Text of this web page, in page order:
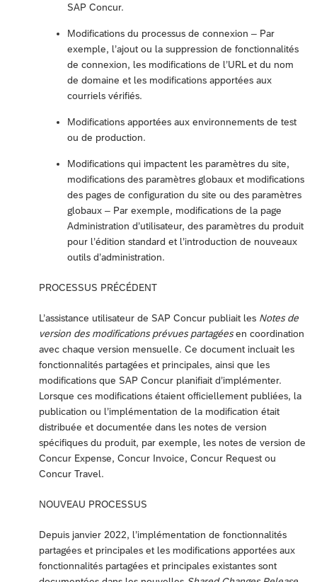
SAP Concur.
Modifications du processus de connexion – Par
exemple, l’ajout ou la suppression de fonctionnalités
de connexion, les modifications de l’URL et du nom
de domaine et les modifications apportées aux
courriels vérifiés.
Modifications apportées aux environnements de test
ou de production.
Modifications qui impactent les paramètres du site,
modifications des paramètres globaux et modifications
des pages de configuration du site ou des paramètres
globaux – Par exemple, modifications de la page
Administration d’utilisateur, des paramètres du produit
pour l’édition standard et l’introduction de nouveaux
outils d’administration.
PROCESSUS PRÉCÉDENT
L’assistance utilisateur de SAP Concur publiait les Notes de
version des modifications prévues partagéesen coordination
avec chaque version mensuelle. Ce document incluait les
fonctionnalités partagées et principales, ainsi que les
modifications que SAP Concur planifiait d’implémenter.
Lorsque ces modifications étaient officiellement publiées, la
publication ou l’implémentation de la modification était
distribuée et documentée dans les notes de version
spécifiques du produit, par exemple, les notes de version de
Concur Expense, Concur Invoice, Concur Request ou
Concur Travel.
NOUVEAU PROCESSUS
Depuis janvier 2022, l’implémentation de fonctionnalités
partagées et principales et les modifications apportées aux
fonctionnalités partagées et principales existantes sont